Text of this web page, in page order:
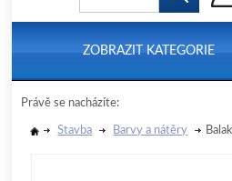
ZOBRAZIT KATEGORIE
Právě se nacházíte:
Stavba Barvy a nátěry